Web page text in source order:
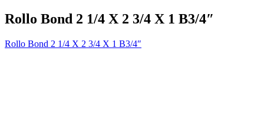
Rollo Bond 2 1/4 X 2 3/4 X 1 B3/4″
Rollo Bond 2 1/4 X 2 3/4 X 1 B3/4″